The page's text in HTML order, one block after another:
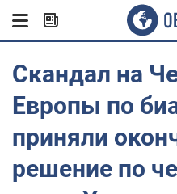
Скандал на
Европы по
приняли
решение по